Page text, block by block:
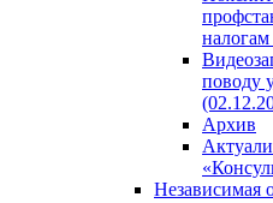
поводу
Архив
Независимая